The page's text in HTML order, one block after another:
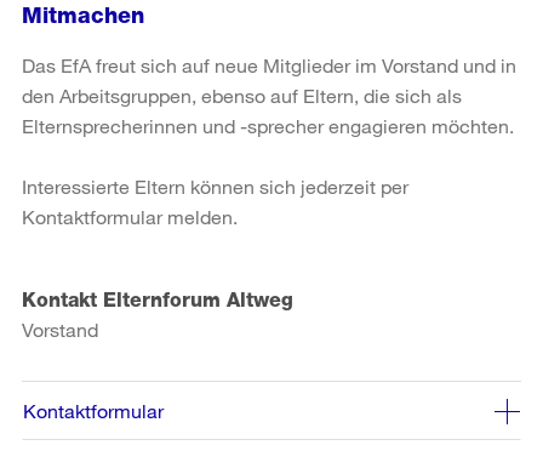
Mitmachen
Das EfA freut sich auf neue Mitglieder im Vorstand und in
den Arbeitsgruppen, ebenso auf Eltern, die sich als
Elternsprecherinnen und -sprecher engagieren möchten.
Interessierte Eltern können sich jederzeit per
Kontaktformular melden.
Kontakt Elternforum Altweg
Vorstand
Kontaktformular